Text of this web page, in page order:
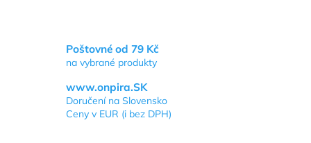
Poštovné od 79 Kč
na vybrané produkty
www.onpira.SK
Doručení na Slovensko
Ceny v EUR (i bez DPH)